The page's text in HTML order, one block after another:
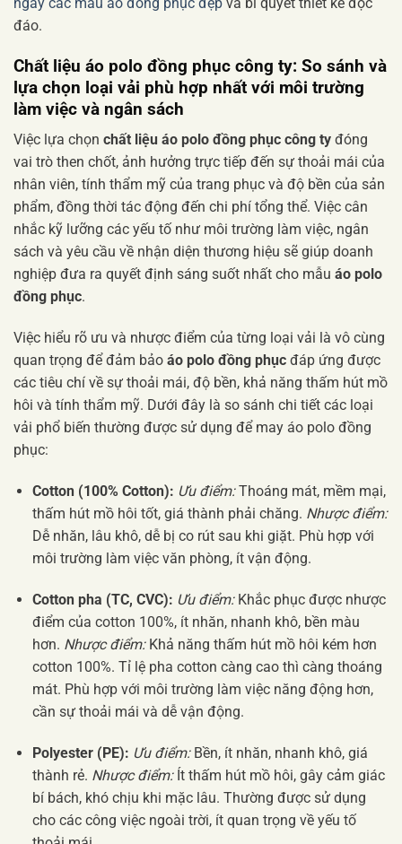
đáo.
Chất liệu áo polo đồng phục công ty: So sánh và
lựa chọn loại vải phù hợp nhất với môi trường
làm việc và ngân sách
Việc lựa chọn chất liệu áo polo đồng phục công ty đóng
vai trò then chốt, ảnh hưởng trực tiếp đến sự thoải mái của
nhân viên, tính thẩm mỹ của trang phục và độ bền của sản
phẩm, đồng thời tác động đến chi phí tổng thể. Việc cân
nhắc kỹ lưỡng các yếu tố như môi trường làm việc, ngân
sách và yêu cầu về nhận diện thương hiệu sẽ giúp doanh
nghiệp đưa ra quyết định sáng suốt nhất cho mẫu áo polo
đồng phục.
Việc hiểu rõ ưu và nhược điểm của từng loại vải là vô cùng
quan trọng để đảm bảo áo polo đồng phục đáp ứng được
các tiêu chí về sự thoải mái, độ bền, khả năng thấm hút mồ
hôi và tính thẩm mỹ. Dưới đây là so sánh chi tiết các loại
vải phổ biến thường được sử dụng để may áo polo đồng
phục:
Cotton (100% Cotton): Ưu điểm:Thoáng mát, mềm mại,
thấm hút mồ hôi tốt, giá thành phải chăng. Nhược điểm:
Dễ nhăn, lâu khô, dễ bị co rút sau khi giặt. Phù hợp với
môi trường làm việc văn phòng, ít vận động.
Cotton pha (TC, CVC): Ưu điểm:Khắc phục được nhược
điểm của cotton 100%, ít nhăn, nhanh khô, bền màu
hơn. Nhược điểm:Khả năng thấm hút mồ hôi kém hơn
cotton 100%. Tỉ lệ pha cotton càng cao thì càng thoáng
mát. Phù hợp với môi trường làm việc năng động hơn,
cần sự thoải mái và dễ vận động.
Polyester (PE): Ưu điểm:Bền, ít nhăn, nhanh khô, giá
thành rẻ. Nhược điểm:Ít thấm hút mồ hôi, gây cảm giác
bí bách, khó chịu khi mặc lâu. Thường được sử dụng
cho các công việc ngoài trời, ít quan trọng về yếu tố